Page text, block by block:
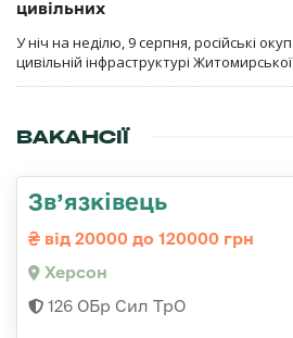
цивільних
У ніч на неділю, 9 серпня, російські
цивільній інфраструктурі Житомирської
ВАКАНСІЇ
Зв’язківець
від 20000 до 120000 грн
Херсон
126 ОБр Сил ТрО